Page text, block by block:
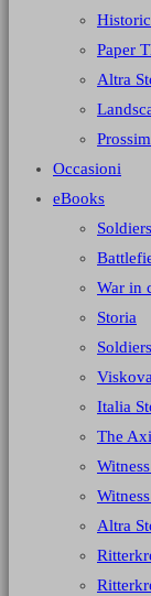
Paper
Altra
Occasioni
eBooks
War in
Storia
Italia
The
Altra